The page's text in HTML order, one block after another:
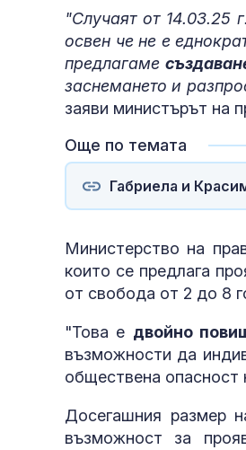
"Случаят от 14.03.25
освен че не е
предлагаме
заснемането и
заяви министърът на
Още по темата
Габриела и
Министерство на
които се предлага
от свобода от 2 до 8
"Това е двойно
възможности да
обществена опасност
Досегашния размер
възможност за